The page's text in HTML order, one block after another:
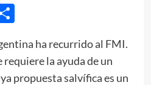
Compartir
ha recurrido al FMI.
requiere la ayuda de un
propuesta salvífica es un